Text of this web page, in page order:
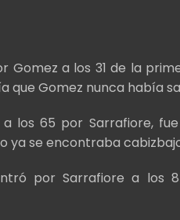
Gomez a los 31 de la
que Gomez nunca había
a los 65 por Sarrafiore,
ya se encontraba
por Sarrafiore a los